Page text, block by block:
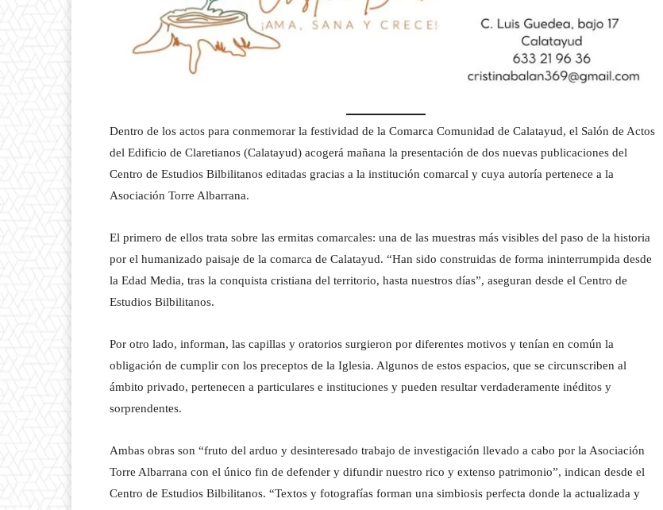
Dentro de los actos para conmemorar la festividad de la Comarca Comunidad de Calatayud, el Salón de Actos
del Edificio de Claretianos (Calatayud) acogerá mañana la presentación de dos nuevas publicaciones del
Centro de Estudios Bilbilitanos editadas gracias a la institución comarcal y cuya autoría pertenece a la
Asociación Torre Albarrana.
El primero de ellos trata sobre las ermitas comarcales: una de las muestras más visibles del paso de la historia
por el humanizado paisaje de la comarca de Calatayud. “Han sido construidas de forma ininterrumpida desde
la Edad Media, tras la conquista cristiana del territorio, hasta nuestros días”, aseguran desde el Centro de
Estudios Bilbilitanos.
Por otro lado, informan, las capillas y oratorios surgieron por diferentes motivos y tenían en común la
obligación de cumplir con los preceptos de la Iglesia. Algunos de estos espacios, que se circunscriben al
ámbito privado, pertenecen a particulares e instituciones y pueden resultar verdaderamente inéditos y
sorprendentes.
Ambas obras son “fruto del arduo y desinteresado trabajo de investigación llevado a cabo por la Asociación
Torre Albarrana con el único fin de defender y difundir nuestro rico y extenso patrimonio”, indican desde el
Centro de Estudios Bilbilitanos. “Textos y fotografías forman una simbiosis perfecta donde la actualizada y